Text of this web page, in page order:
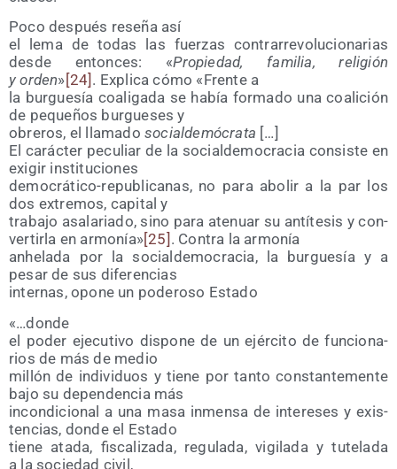
Poco des­pués rese­ña así
el lema de todas las fuer­zas con­tra­rre­vo­lu­cio­na­rias
des­de enton­ces: «Pro­pie­dad, fami­lia, reli­gión
y orden» [24] . Expli­ca cómo «Fren­te a
la bur­gue­sía coali­ga­da se había for­ma­do una coa­li­ción
de peque­ños bur­gue­ses y
obre­ros, el lla­ma­do social­de­mó­cra­ta […]
El carác­ter pecu­liar de la social­de­mo­cra­cia con­sis­te en
exi­gir instituciones
demo­crá­ti­co-repu­bli­ca­nas, no para abo­lir a la par los
dos extre­mos, capi­tal y
tra­ba­jo asa­la­ria­do, sino para ate­nuar su antí­te­sis y con­
ver­tir­la en armo­nía»[25] . Con­tra la armonía
anhe­la­da por la social­de­mo­cra­cia, la bur­gue­sía y a
pesar de sus diferencias
inter­nas, opo­ne un pode­ro­so Estado
«…don­de
el poder eje­cu­ti­vo dis­po­ne de un ejér­ci­to de fun­cio­na­
rios de más de medio
millón de indi­vi­duos y tie­ne por tan­to cons­tan­te­men­te
bajo su depen­den­cia más
incon­di­cio­nal a una masa inmen­sa de intere­ses y exis­
ten­cias, don­de el Estado
tie­ne ata­da, fis­ca­li­za­da, regu­la­da, vigi­la­da y tute­la­da
a la socie­dad civil,